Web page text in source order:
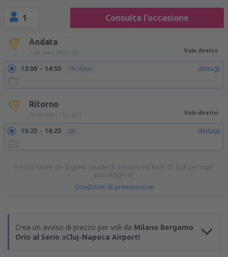
1 Consulta l'occasione
Andata
1 set (mar) BGY - CLJ Volo diretto
12:00 14:55 1h 55min dettagli
Ritorno
29 set (mar) CLJ - BGY Volo diretto
15:25 16:25 2h dettagli
Prezzo totale dei biglietti (quote di servizio escluse: 25 EUR per ogni
passeggero)
Condizioni di prenotazione
Crea un avviso di prezzo per voli da Milano Bergamo
Orio al Serio aCluj-Napoca Airport!